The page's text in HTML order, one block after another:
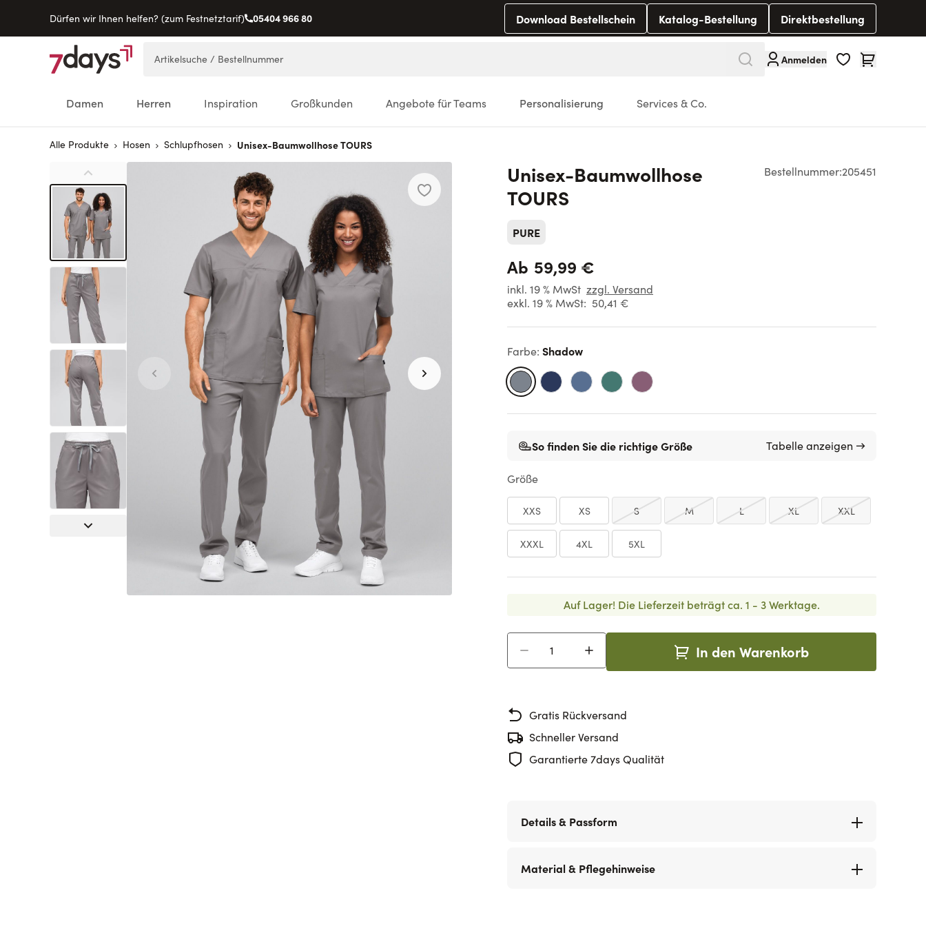
Dürfen wir Ihnen helfen? (zum Festnetztarif) 05404 966 80 Download Bestellschein Katalog-Bestellung Direktbestellung
Direkt zum Inhalt
Anmelden Warenkorb
Damen Herren Inspiration Großkunden Angebote für Teams Personalisierung Services & Co.
Alle Produkte Hosen Schlupfhosen Unisex-Baumwollhose TOURS
Bestellnummer:205451
Unisex-Baumwollhose
TOURS
PURE
Ab 59,99 €
inkl. 19 % MwSt zzgl. Versand
exkl. 19 % MwSt: 50,41 €
Farbe: Shadow
So finden Sie die richtige Größe Tabelle anzeigen →
Größe
XXS XS S M L XL XXL
XXXL 4XL 5XL
Auf Lager! Die Lieferzeit beträgt ca. 1 - 3 Werktage.
In den Warenkorb
Gratis Rückversand
Schneller Versand
Garantierte 7days Qualität
Details & Passform
Material & Pflegehinweise